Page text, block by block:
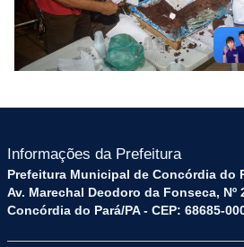
Informações da Prefeitura
Prefeitura Municipal de Concórdia do
Av. Marechal Deodoro da Fonseca, Nº
Concórdia do Pará/PA - CEP: 68685-